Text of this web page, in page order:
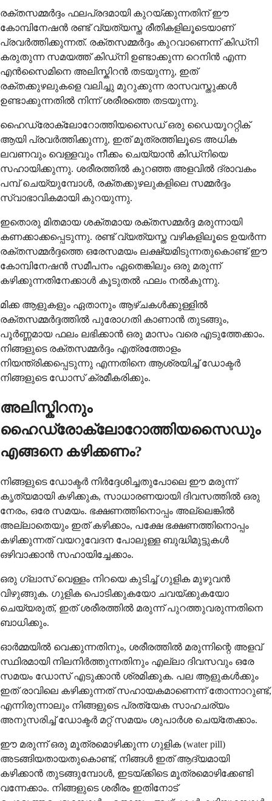
രക്തസമ്മർദ്ദം ഫലപ്രദമായി കുറയ്ക്കുന്നതിന് ഈ
കോമ്പിനേഷൻ രണ്ട് വ്യത്യസ്ത രീതികളിലൂടെയാണ്
പ്രവർത്തിക്കുന്നത്. രക്തസമ്മർദ്ദം കുറവാണെന്ന് കിഡ്‌നി
കരുതുന്ന സമയത്ത് കിഡ്‌നി ഉണ്ടാക്കുന്ന റെനിൻ എന്ന
എൻസൈമിനെ അലിസ്കിറൻ തടയുന്നു, ഇത്
രക്തക്കുഴലുകളെ വലിച്ചു മുറുക്കുന്ന രാസവസ്തുക്കൾ
ഉണ്ടാക്കുന്നതിൽ നിന്ന് ശരീരത്തെ തടയുന്നു.
ഹൈഡ്രോക്ലോറോത്തിയസൈഡ് ഒരു ഡൈയൂററ്റിക്
ആയി പ്രവർത്തിക്കുന്നു, ഇത് മൂത്രത്തിലൂടെ അധിക
ലവണവും വെള്ളവും നീക്കം ചെയ്യാൻ കിഡ്‌നിയെ
സഹായിക്കുന്നു. ശരീരത്തിൽ കുറഞ്ഞ അളവിൽ ദ്രാവകം
പമ്പ് ചെയ്യുമ്പോൾ, രക്തക്കുഴലുകളിലെ സമ്മർദ്ദം
സ്വാഭാവികമായി കുറയുന്നു.
ഇതൊരു മിതമായ ശക്തമായ രക്തസമ്മർദ്ദ മരുന്നായി
കണക്കാക്കപ്പെടുന്നു. രണ്ട് വ്യത്യസ്ത വഴികളിലൂടെ ഉയർന്ന
രക്തസമ്മർദ്ദത്തെ ഒരേസമയം ലക്ഷ്യമിടുന്നതുകൊണ്ട് ഈ
കോമ്പിനേഷൻ സമീപനം ഏതെങ്കിലും ഒരു മരുന്ന്
കഴിക്കുന്നതിനേക്കാൾ കൂടുതൽ ഫലം നൽകുന്നു.
മിക്ക ആളുകളും ഏതാനും ആഴ്ചകൾക്കുള്ളിൽ
രക്തസമ്മർദ്ദത്തിൽ പുരോഗതി കാണാൻ തുടങ്ങും,
പൂർണ്ണമായ ഫലം ലഭിക്കാൻ ഒരു മാസം വരെ എടുത്തേക്കാം.
നിങ്ങളുടെ രക്തസമ്മർദ്ദം എത്രത്തോളം
നിയന്ത്രിക്കപ്പെടുന്നു എന്നതിനെ ആശ്രയിച്ച് ഡോക്ടർ
നിങ്ങളുടെ ഡോസ് ക്രമീകരിക്കും.
അലിസ്കിറനും
ഹൈഡ്രോക്ലോറോത്തിയസൈഡും
എങ്ങനെ കഴിക്കണം?
നിങ്ങളുടെ ഡോക്ടർ നിർദ്ദേശിച്ചതുപോലെ ഈ മരുന്ന്
കൃത്യമായി കഴിക്കുക, സാധാരണയായി ദിവസത്തിൽ ഒരു
നേരം, ഒരേ സമയം. ഭക്ഷണത്തിനൊപ്പം അല്ലെങ്കിൽ
അല്ലാതെയും ഇത് കഴിക്കാം, പക്ഷേ ഭക്ഷണത്തിനൊപ്പം
കഴിക്കുന്നത് വയറുവേദന പോലുള്ള ബുദ്ധിമുട്ടുകൾ
ഒഴിവാക്കാൻ സഹായിച്ചേക്കാം.
ഒരു ഗ്ലാസ് വെള്ളം നിറയെ കുടിച്ച് ഗുളിക മുഴുവൻ
വിഴുങ്ങുക. ഗുളിക പൊടിക്കുകയോ ചവയ്ക്കുകയോ
ചെയ്യരുത്, ഇത് ശരീരത്തിൽ മരുന്ന് പുറത്തുവരുന്നതിനെ
ബാധിക്കും.
ഓർമ്മയിൽ വെക്കുന്നതിനും, ശരീരത്തിൽ മരുന്നിന്റെ അളവ്
സ്ഥിരമായി നിലനിർത്തുന്നതിനും എല്ലാ ദിവസവും ഒരേ
സമയം ഡോസ് എടുക്കാൻ ശ്രമിക്കുക. പല ആളുകൾക്കും
ഇത് രാവിലെ കഴിക്കുന്നത് സഹായകമാണെന്ന് തോന്നാറുണ്ട്,
എന്നിരുന്നാലും നിങ്ങളുടെ പ്രത്യേക സാഹചര്യം
അനുസരിച്ച് ഡോക്ടർ മറ്റ് സമയം ശുപാർശ ചെയ്തേക്കാം.
ഈ മരുന്ന് ഒരു മൂത്രമൊഴിക്കുന്ന ഗുളിക (water pill)
അടങ്ങിയതായതുകൊണ്ട്, നിങ്ങൾ ഇത് ആദ്യമായി
കഴിക്കാൻ തുടങ്ങുമ്പോൾ, ഇടയ്ക്കിടെ മൂത്രമൊഴിക്കേണ്ടി
വന്നേക്കാം. നിങ്ങളുടെ ശരീരം ഇതിനോട്